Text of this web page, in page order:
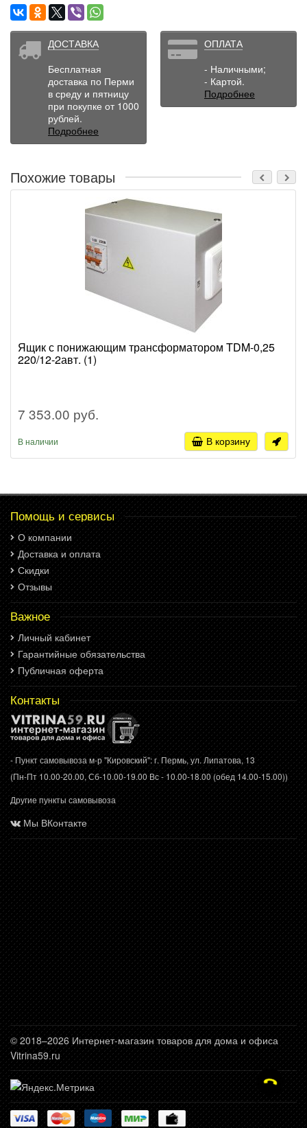
ДОСТАВКА
Бесплатная
доставка по Перми
в среду и пятницу
при покупке от 1000
рублей.
Подробнее
ОПЛАТА
- Наличными;
- Картой.
Подробнее
Похожие товары
Ящик с понижающим трансформатором TDM-0,25
220/12-2авт. (1)
7 353.00 руб.
В наличии В корзину
Помощь и сервисы
О компании
Доставка и оплата
Скидки
Отзывы
Важное
Личный кабинет
Гарантийные обязательства
Публичная оферта
Контакты
- Пункт самовывоза м-р "Кировский": г. Пермь, ул. Липатова, 13
(Пн-Пт 10.00-20.00, Сб-10.00-19.00 Вс - 10.00-18.00 (обед 14.00-15.00))
Другие пункты самовывоза
Мы ВКонтакте
© 2018–2026 Интернет-магазин товаров для дома и офиса
Vitrina59.ru